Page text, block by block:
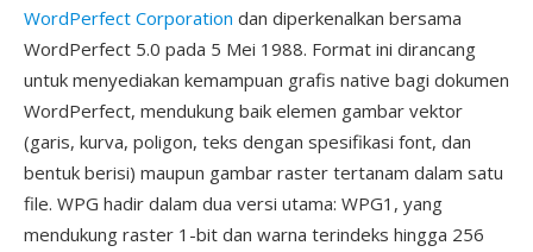
WordPerfect Corporation dan diperkenalkan bersama
WordPerfect 5.0 pada 5 Mei 1988. Format ini dirancang
untuk menyediakan kemampuan grafis native bagi dokumen
WordPerfect, mendukung baik elemen gambar vektor
(garis, kurva, poligon, teks dengan spesifikasi font, dan
bentuk berisi) maupun gambar raster tertanam dalam satu
file. WPG hadir dalam dua versi utama: WPG1, yang
mendukung raster 1-bit dan warna terindeks hingga 256